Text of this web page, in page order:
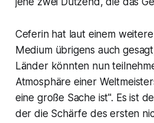
Ceferin hat laut einem
Medium übrigens auch
Länder könnten nun
Atmosphäre einer
eine große Sache ist". Es ist
der die Schärfe des ersten